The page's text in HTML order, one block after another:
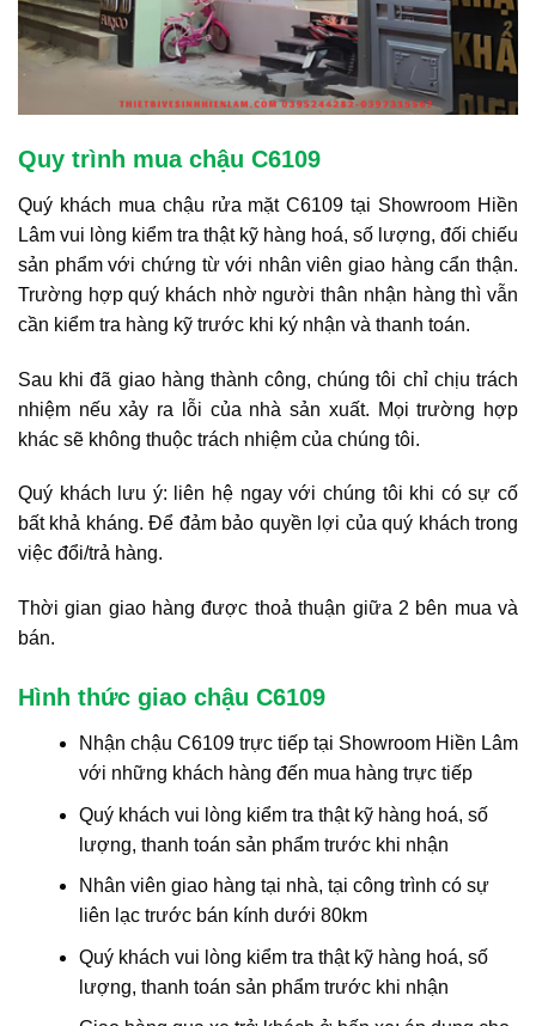
Quy trình mua chậu C6109
Quý khách mua chậu rửa mặt C6109 tại Showroom Hiền
Lâm vui lòng kiểm tra thật kỹ hàng hoá, số lượng, đối chiếu
sản phẩm với chứng từ với nhân viên giao hàng cẩn thận.
Trường hợp quý khách nhờ người thân nhận hàng thì vẫn
cần kiểm tra hàng kỹ trước khi ký nhận và thanh toán.
Sau khi đã giao hàng thành công, chúng tôi chỉ chịu trách
nhiệm nếu xảy ra lỗi của nhà sản xuất. Mọi trường hợp
khác sẽ không thuộc trách nhiệm của chúng tôi.
Quý khách lưu ý: liên hệ ngay với chúng tôi khi có sự cố
bất khả kháng. Để đảm bảo quyền lợi của quý khách trong
việc đổi/trả hàng.
Thời gian giao hàng được thoả thuận giữa 2 bên mua và
bán.
Hình thức giao chậu C6109
Nhận chậu C6109 trực tiếp tại Showroom Hiền Lâm
với những khách hàng đến mua hàng trực tiếp
Quý khách vui lòng kiểm tra thật kỹ hàng hoá, số
lượng, thanh toán sản phẩm trước khi nhận
Nhân viên giao hàng tại nhà, tại công trình có sự
liên lạc trước bán kính dưới 80km
Quý khách vui lòng kiểm tra thật kỹ hàng hoá, số
lượng, thanh toán sản phẩm trước khi nhận